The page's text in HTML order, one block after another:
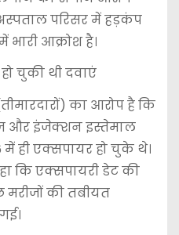
परिसर में हड़कंप
भारी आक्रोश है।
चुकी थी दवाएं
का आरोप है कि
और इंजेक्शन इस्तेमाल
में ही एक्सपायर हो चुके थे।
कि एक्सपायरी डेट की
की तबीयत